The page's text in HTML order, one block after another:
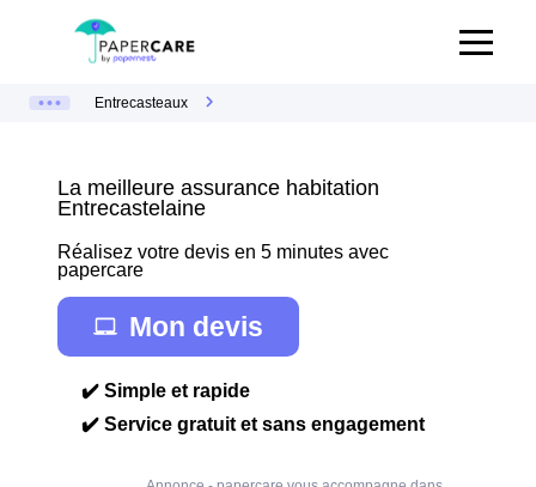
Entrecasteaux
La meilleure assurance habitation
Entrecastelaine
Réalisez votre devis en 5 minutes avec
papercare
Mon devis
✔️ Simple et rapide
✔️ Service gratuit et sans engagement